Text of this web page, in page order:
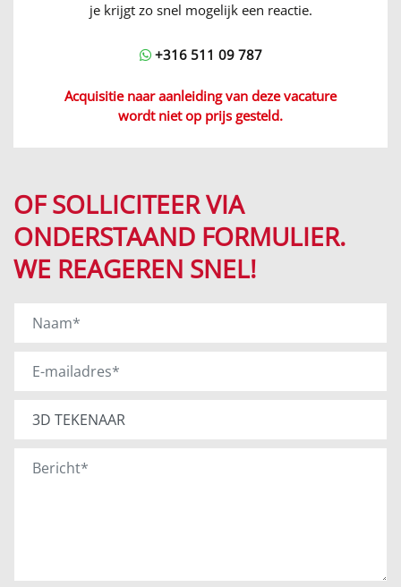
je krijgt zo snel mogelijk een reactie.
+316 511 09 787
Acquisitie naar aanleiding van deze vacature
wordt niet op prijs gesteld.
OF SOLLICITEER VIA
ONDERSTAAND FORMULIER.
WE REAGEREN SNEL!